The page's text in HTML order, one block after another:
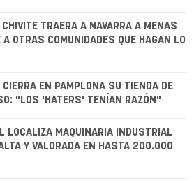
CHIVITE TRAERÁ A NAVARRA A MENAS
A OTRAS COMUNIDADES QUE HAGAN LO
EN PAMPLONA SU TIENDA DE
"LOS 'HATERS' TENÍAN RAZÓN"
LOCALIZA MAQUINARIA INDUSTRIAL
Y VALORADA EN HASTA 200.000